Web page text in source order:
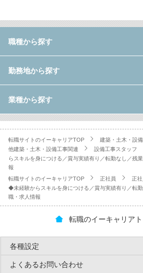
職種から探す
勤務地から探す
業種から探す
転職サイトのイーキャリアTOP 建築・土木・設備
他建築・土木・設備工事関連
設備工事スタッフ
らスキルを身につける／賞与実績有り／転勤なし／残
報
転職サイトのイーキャリアTOP
正社員 正
◆未経験からスキルを身につける／賞与実績有り／転
職・求人情報
転職のイーキャリア
各種設定
よくあるお問い合わせ